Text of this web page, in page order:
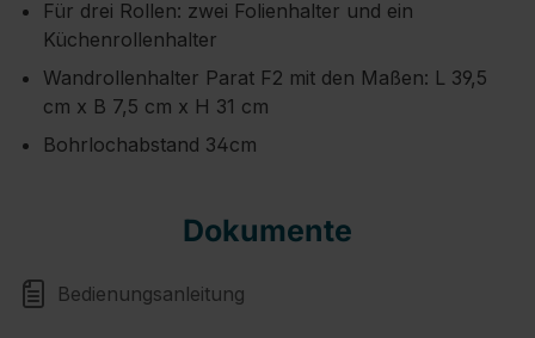
Für drei Rollen: zwei Folienhalter und ein
Küchenrollenhalter
Wandrollenhalter Parat F2 mit den Maßen: L 39,5
cm x B 7,5 cm x H 31 cm
Bohrlochabstand 34cm
Dokumente
Bedienungsanleitung